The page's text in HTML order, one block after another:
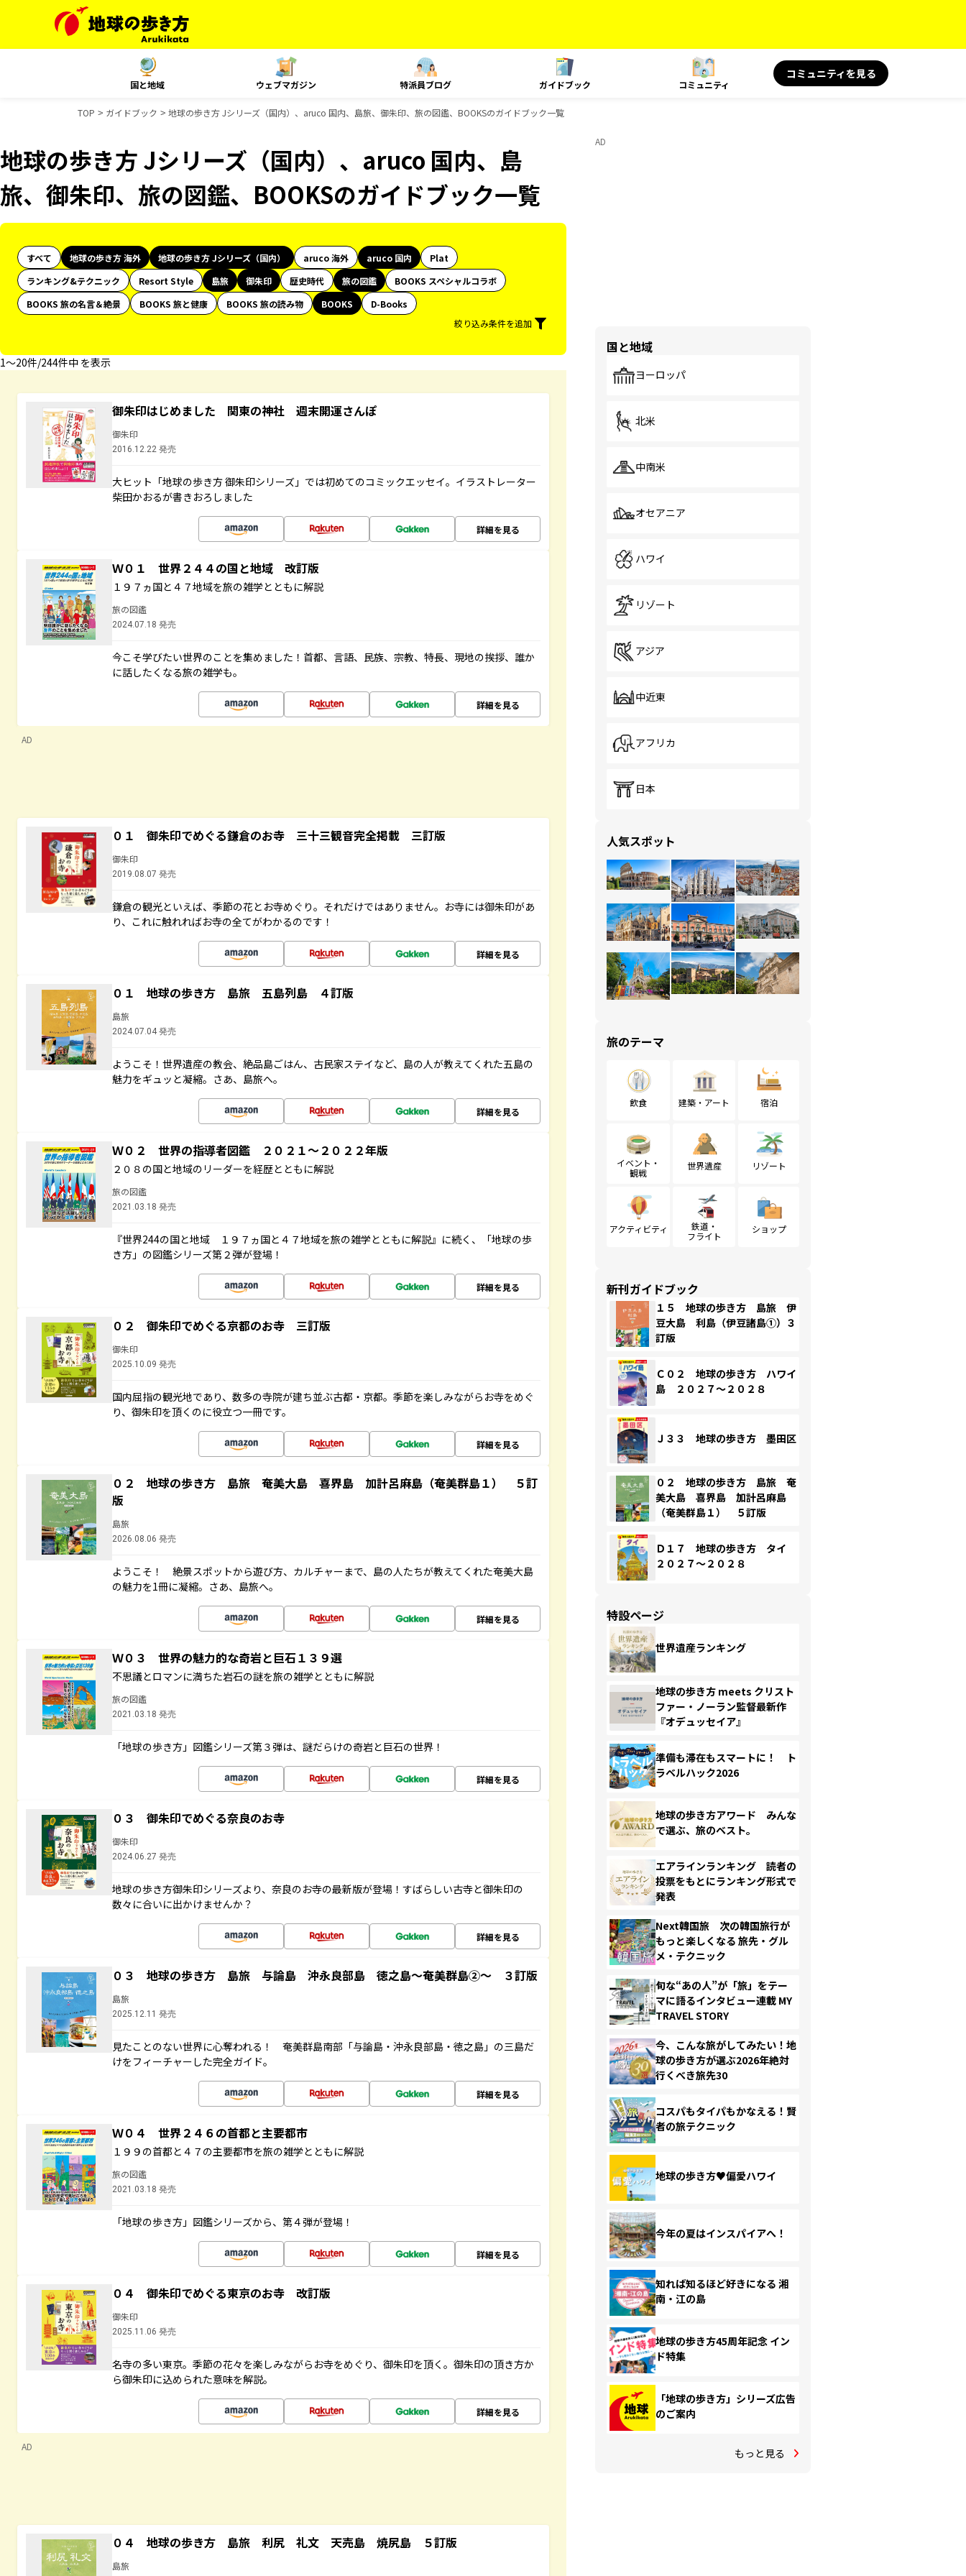
国と地域 ウェブマガジン 特派員ブログ ガイドブック コミュニティ
コミュニティを見る
TOP ガイドブック 地球の歩き方 Jシリーズ（国内）、aruco 国内、島旅、御朱印、旅の図鑑、BOOKSのガイドブック一覧
地球の歩き方 Jシリーズ（国内）、aruco 国内、島
旅、御朱印、旅の図鑑、BOOKSのガイドブック一覧
すべて 地球の歩き方 海外 地球の歩き方 Jシリーズ（国内） aruco 海外 aruco 国内
Plat
ランキング&テクニック
Resort Style 島旅 御朱印 歴史時代 旅の図鑑
BOOKS スペシャルコラボ
BOOKS 旅の名言＆絶景
BOOKS 旅と健康 BOOKS 旅の読み物 BOOKS
D-Books
絞り込み条件を追加
1〜20件/244件中 を表示
御朱印はじめました 関東の神社 週末開運さんぽ
御朱印
2016.12.22 発売
大ヒット「地球の歩き方 御朱印シリーズ」では初めてのコミックエッセイ。イラストレーター
柴田かおるが書きおろしました
詳細を見る
Ｗ０１ 世界２４４の国と地域 改訂版
１９７ヵ国と４７地域を旅の雑学とともに解説
旅の図鑑
2024.07.18 発売
今こそ学びたい世界のことを集めました！首都、言語、民族、宗教、特長、現地の挨拶、誰か
に話したくなる旅の雑学も。
詳細を見る
AD
０１ 御朱印でめぐる鎌倉のお寺 三十三観音完全掲載 三訂版
御朱印
2019.08.07 発売
鎌倉の観光といえば、季節の花とお寺めぐり。それだけではありません。お寺には御朱印があ
り、これに触れればお寺の全てがわかるのです！
詳細を見る
０１ 地球の歩き方 島旅 五島列島 ４訂版
島旅
2024.07.04 発売
ようこそ！世界遺産の教会、絶品島ごはん、古民家ステイなど、島の人が教えてくれた五島の
魅力をギュッと凝縮。さあ、島旅へ。
詳細を見る
Ｗ０２ 世界の指導者図鑑 ２０２１～２０２２年版
２０８の国と地域のリーダーを経歴とともに解説
旅の図鑑
2021.03.18 発売
『世界244の国と地域 １９７ヵ国と４７地域を旅の雑学とともに解説』に続く、「地球の歩
き方」の図鑑シリーズ第２弾が登場！
詳細を見る
０２ 御朱印でめぐる京都のお寺 三訂版
御朱印
2025.10.09 発売
国内屈指の観光地であり、数多の寺院が建ち並ぶ古都・京都。季節を楽しみながらお寺をめぐ
り、御朱印を頂くのに役立つ一冊です。
詳細を見る
０２ 地球の歩き方 島旅 奄美大島 喜界島 加計呂麻島（奄美群島１） ５訂
版
島旅
2026.08.06 発売
ようこそ！ 絶景スポットから遊び方、カルチャーまで、島の人たちが教えてくれた奄美大島
の魅力を1冊に凝縮。さあ、島旅へ。
詳細を見る
Ｗ０３ 世界の魅力的な奇岩と巨石１３９選
不思議とロマンに満ちた岩石の謎を旅の雑学とともに解説
旅の図鑑
2021.03.18 発売
「地球の歩き方」図鑑シリーズ第３弾は、謎だらけの奇岩と巨石の世界！
詳細を見る
０３ 御朱印でめぐる奈良のお寺
御朱印
2024.06.27 発売
地球の歩き方御朱印シリーズより、奈良のお寺の最新版が登場！すばらしい古寺と御朱印の
数々に合いに出かけませんか？
詳細を見る
０３ 地球の歩き方 島旅 与論島 沖永良部島 徳之島～奄美群島②～ ３訂版
島旅
2025.12.11 発売
見たことのない世界に心奪われる！ 奄美群島南部「与論島・沖永良部島・徳之島」の三島だ
けをフィーチャーした完全ガイド。
詳細を見る
Ｗ０４ 世界２４６の首都と主要都市
１９９の首都と４７の主要都市を旅の雑学とともに解説
旅の図鑑
2021.03.18 発売
「地球の歩き方」図鑑シリーズから、第４弾が登場！
詳細を見る
０４ 御朱印でめぐる東京のお寺 改訂版
御朱印
2025.11.06 発売
名寺の多い東京。季節の花々を楽しみながらお寺をめぐり、御朱印を頂く。御朱印の頂き方か
ら御朱印に込められた意味を解説。
詳細を見る
AD
０４ 地球の歩き方 島旅 利尻 礼文 天売島 焼尻島 ５訂版
島旅
AD
国と地域
ヨーロッパ
北米
中南米
オセアニア
ハワイ
リゾート
アジア
中近東
アフリカ
日本
人気スポット
旅のテーマ
飲食 建築・アート 宿泊
イベント・
観戦
世界遺産 リゾート
アクティビティ
鉄道・
フライト
ショップ
新刊ガイドブック
１５ 地球の歩き方 島旅 伊
豆大島 利島（伊豆諸島①）３
訂版
Ｃ０２ 地球の歩き方 ハワイ
島 ２０２７～２０２８
Ｊ３３ 地球の歩き方 墨田区
０２ 地球の歩き方 島旅 奄
美大島 喜界島 加計呂麻島
（奄美群島１） ５訂版
Ｄ１７ 地球の歩き方 タイ
２０２７～２０２８
特設ページ
世界遺産ランキング
地球の歩き方 meets クリスト
ファー・ノーラン監督最新作
『オデュッセイア』
準備も滞在もスマートに！ ト
ラベルハック2026
地球の歩き方アワード みんな
で選ぶ、旅のベスト。
エアラインランキング 読者の
投票をもとにランキング形式で
発表
Next韓国旅 次の韓国旅行が
もっと楽しくなる 旅先・グル
メ・テクニック
旬な“あの人”が「旅」をテー
マに語るインタビュー連載 MY
TRAVEL STORY
今、こんな旅がしてみたい！地
球の歩き方が選ぶ2026年絶対
行くべき旅先30
コスパもタイパもかなえる！賢
者の旅テクニック
地球の歩き方♥偏愛ハワイ
今年の夏はインスパイアへ！
知れば知るほど好きになる 湘
南・江の島
地球の歩き方45周年記念 イン
ド特集
「地球の歩き方」シリーズ広告
のご案内
もっと見る